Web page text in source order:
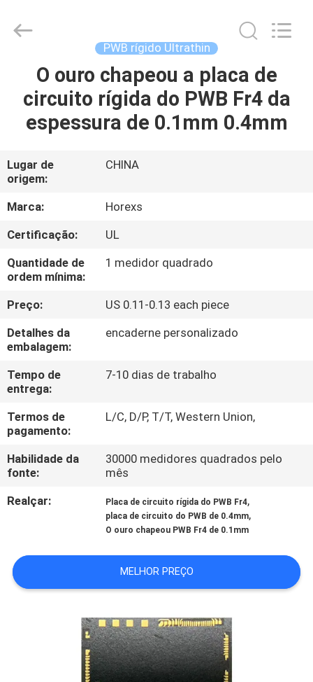
CASA
PRODUTOS
SOBRE
NÓS
EXCURSÃO
DA
FÁBRICA
CONTROLE
DA
QUALIDADE
CONTACTE-
NOS
UMAS
CITAÇÕES
Electronics
Co.,Ltd..
PWB rígido Ultrathin
O ouro chapeou a placa de
circuito rígida do PWB Fr4 da
espessura de 0.1mm 0.4mm
Lugar de
origem:
CHINA
Marca:
Horexs
Certificação:
UL
Quantidade de
ordem mínima:
1 medidor quadrado
Preço:
US 0.11-0.13 each piece
Detalhes da
embalagem:
encaderne personalizado
Tempo de
entrega:
7-10 dias de trabalho
Termos de
pagamento:
L/C, D/P, T/T, Western Union,
Habilidade da
fonte:
30000 medidores quadrados pelo
mês
Realçar:
Placa de circuito rígida do PWB Fr4,
placa de circuito do PWB de 0.4mm,
O ouro chapeou PWB Fr4 de 0.1mm
MELHOR PREÇO